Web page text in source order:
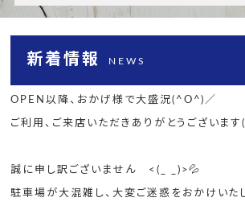
新着情報 NEWS
OPEN以降、おかげ様で大盛況(^O^)／
ご利用、ご来店いただきありがとうござい
誠に申し訳ございません <(_ _)>💦
駐車場が大混雑し、大変ご迷惑をおかけいた